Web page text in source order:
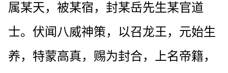
属某天，被某宿，封某岳先生某官道
士。伏闻八威神策，以召龙王，元始生
养，特蒙高真，赐为封合，上名帝籍，